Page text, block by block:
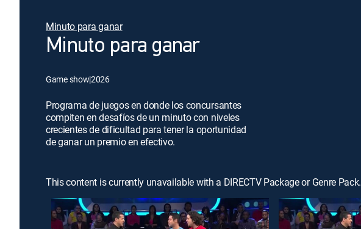
Minuto para ganar
Minuto para ganar
Game show|2026
Programa de juegos en donde los concursantes
compiten en desafíos de un minuto con niveles
crecientes de dificultad para tener la oportunidad
de ganar un premio en efectivo.
This content is currently unavailable with a DIRECTV Package or Genre Pack.